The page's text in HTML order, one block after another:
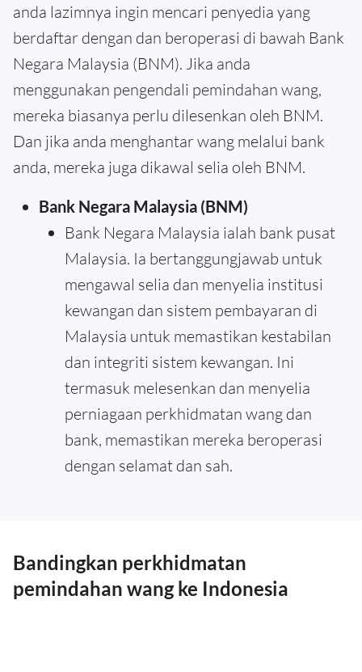
anda lazimnya ingin mencari penyedia yang
berdaftar dengan dan beroperasi di bawah Bank
Negara Malaysia (BNM). Jika anda
menggunakan pengendali pemindahan wang,
mereka biasanya perlu dilesenkan oleh BNM.
Dan jika anda menghantar wang melalui bank
anda, mereka juga dikawal selia oleh BNM.
Bank Negara Malaysia (BNM)
Bank Negara Malaysia ialah bank pusat
Malaysia. Ia bertanggungjawab untuk
mengawal selia dan menyelia institusi
kewangan dan sistem pembayaran di
Malaysia untuk memastikan kestabilan
dan integriti sistem kewangan. Ini
termasuk melesenkan dan menyelia
perniagaan perkhidmatan wang dan
bank, memastikan mereka beroperasi
dengan selamat dan sah.
Bandingkan perkhidmatan
pemindahan wang ke Indonesia